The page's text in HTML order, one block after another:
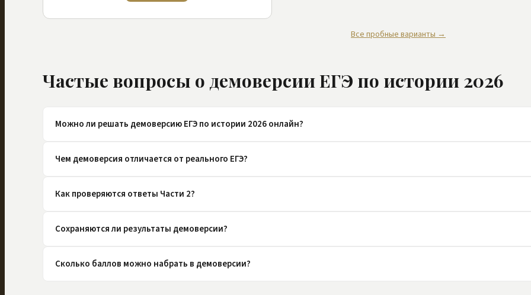
Все пробные варианты →
Частые вопросы о демоверсии ЕГЭ по истории 2026
Можно ли решать демоверсию ЕГЭ по истории 2026 онлайн?
Чем демоверсия отличается от реального ЕГЭ?
Как проверяются ответы Части 2?
Сохраняются ли результаты демоверсии?
Сколько баллов можно набрать в демоверсии?